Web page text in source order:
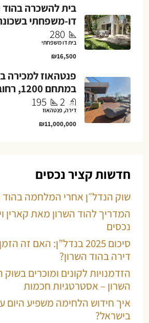
בית להשכרה בהוד
דו-משפחתי
280
בית דו משפחתי
₪16,500
פנטהאוז למכירה
במתחם 1200, רחוב עזר ויצמן
2
195
דירה, פנטהאוז
₪11,000,000
חדשות קציר נכסים
שוק הנדל״ן אחרי המלחמה בהוד
המדריך להוד השרון מאת קארין
נכסים
סיכום 2025 בנדל”ן: האם זה
דירה בהוד השרון?
הזדמנויות לקונים ומוכרים בשוק
השרון – אסטרטגיות חכמות
איך חידוש הלחימה משפיע היום
בישראל?